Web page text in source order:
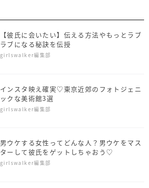
【彼氏に会いたい】伝える方法やもっとラブ
ラブになる秘訣を伝授
girlswalker編集部
インスタ映え確実♡東京近郊のフォトジェニ
ックな美術館3選
girlswalker編集部
男ウケする女性ってどんな人？男ウケをマス
ターして彼氏をゲットしちゃおう♡
girlswalker編集部